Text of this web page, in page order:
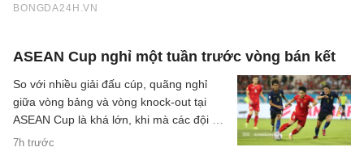
ASEAN Cup nghỉ một tuần trước vòng bán kết
7h trước
So với nhiều giải đấu cúp, quãng nghỉ
giữa vòng bảng và vòng knock-out tại
ASEAN Cup là khá lớn, khi mà các đội sẽ
có quãng nghỉ lên tới một tuần cho các